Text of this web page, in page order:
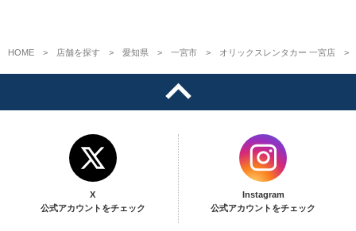
HOME 店舗を探す 愛知県 一宮市 オリックスレンタカー 一宮店
X
公式アカウントをチェック
Instagram
公式アカウントをチェック